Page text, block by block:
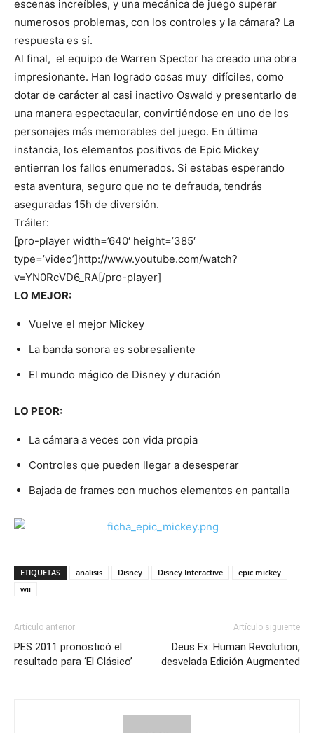
escenas increíbles, y una mecánica de juego superar
numerosos problemas, con los controles y la cámara? La
respuesta es sí.
Al final, el equipo de Warren Spector ha creado una obra
impresionante. Han logrado cosas muy difíciles, como
dotar de carácter al casi inactivo Oswald y presentarlo de
una manera espectacular, convirtiéndose en uno de los
personajes más memorables del juego. En última
instancia, los elementos positivos de Epic Mickey
entierran los fallos enumerados. Si estabas esperando
esta aventura, seguro que no te defrauda, tendrás
aseguradas 15h de diversión.
Tráiler:
[pro-player width=’640′ height=’385′
type=’video’]http://www.youtube.com/watch?
v=YN0RcVD6_RA[/pro-player]
LO MEJOR:
Vuelve el mejor Mickey
La banda sonora es sobresaliente
El mundo mágico de Disney y duración
LO PEOR:
La cámara a veces con vida propia
Controles que pueden llegar a desesperar
Bajada de frames con muchos elementos en pantalla
ETIQUETAS analisis Disney Disney Interactive
epic mickey
wii
Artículo anterior
PES 2011 pronosticó el
resultado para ‘El Clásico’
Artículo siguiente
Deus Ex: Human Revolution,
desvelada Edición Augmented